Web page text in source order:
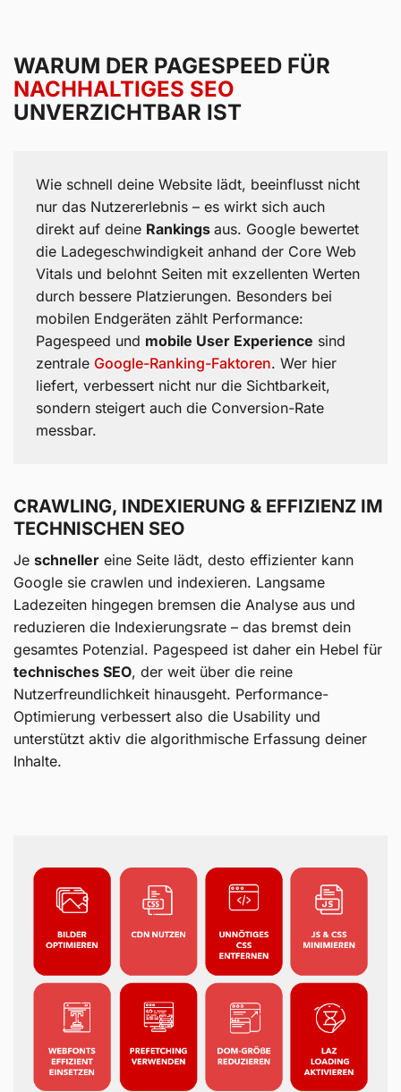
WARUM DER PAGESPEED FÜR
NACHHALTIGES SEO
UNVERZICHTBAR IST
Wie schnell deine Website lädt, beeinflusst nicht
nur das Nutzererlebnis – es wirkt sich auch
direkt auf deine Rankings aus. Google bewertet
die Ladegeschwindigkeit anhand der Core Web
Vitals und belohnt Seiten mit exzellenten Werten
durch bessere Platzierungen. Besonders bei
mobilen Endgeräten zählt Performance:
Pagespeed und mobile User Experience sind
zentrale Google-Ranking-Faktoren. Wer hier
liefert, verbessert nicht nur die Sichtbarkeit,
sondern steigert auch die Conversion-Rate
messbar.
CRAWLING, INDEXIERUNG & EFFIZIENZ IM
TECHNISCHEN SEO
Je schneller eine Seite lädt, desto effizienter kann
Google sie crawlen und indexieren. Langsame
Ladezeiten hingegen bremsen die Analyse aus und
reduzieren die Indexierungsrate – das bremst dein
gesamtes Potenzial. Pagespeed ist daher ein Hebel für
technisches SEO, der weit über die reine
Nutzerfreundlichkeit hinausgeht. Performance-
Optimierung verbessert also die Usability und
unterstützt aktiv die algorithmische Erfassung deiner
Inhalte.